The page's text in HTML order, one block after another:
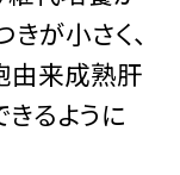
が小さく、
由来成熟肝
るように